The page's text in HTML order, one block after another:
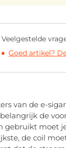
Veelgestelde
Goed artikel?
van de e-
de
gebruikt moet
de coil